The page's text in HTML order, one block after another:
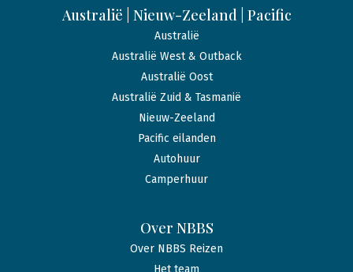
Australië | Nieuw-Zeeland | Pacific
Australië
Australië West & Outback
Australië Oost
Australië Zuid & Tasmanië
Nieuw-Zeeland
Pacific eilanden
Autohuur
Camperhuur
Over NBBS
Over NBBS Reizen